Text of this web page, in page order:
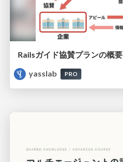
Railsガイド協賛プランの概要
yasslab
PRO